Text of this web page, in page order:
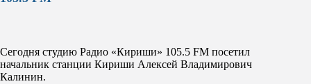
Сегодня студию Радио «Кириши» 105.5 FM посетил
начальник станции Кириши Алексей Владимирович
Калинин.